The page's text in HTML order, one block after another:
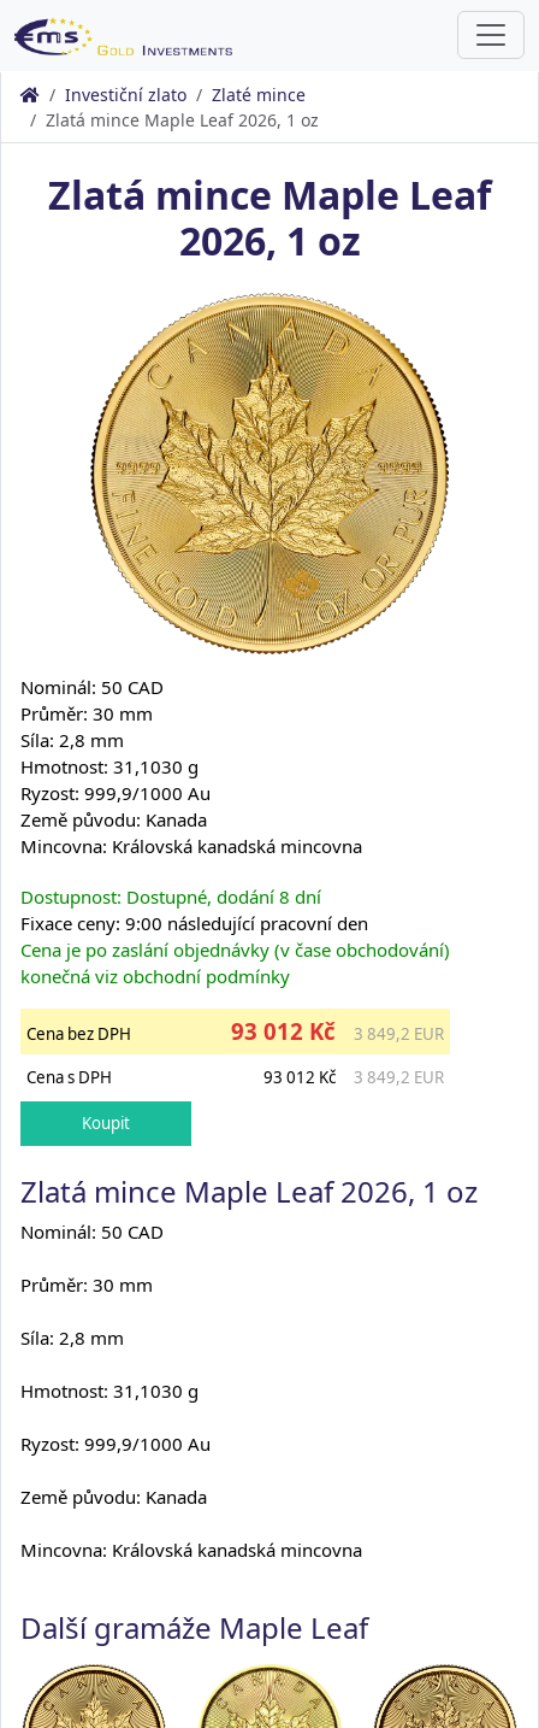
Investiční zlato
Zlaté mince
Zlatá mince Maple Leaf 2026, 1 oz
Zlatá mince Maple Leaf
2026, 1 oz
Nominál: 50 CAD
Průměr: 30 mm
Síla: 2,8 mm
Hmotnost: 31,1030 g
Ryzost: 999,9/1000 Au
Země původu: Kanada
Mincovna: Královská kanadská mincovna
Dostupnost: Dostupné, dodání 8 dní
Fixace ceny: 9:00 následující pracovní den
Cena je po zaslání objednávky (v čase obchodování)
konečná viz obchodní podmínky
Cena bez DPH 93 012 Kč
3 849,2 EUR
Cena s DPH
93 012 Kč 3 849,2 EUR
Zlatá mince Maple Leaf 2026, 1 oz
Nominál: 50 CAD
Průměr: 30 mm
Síla: 2,8 mm
Hmotnost: 31,1030 g
Ryzost: 999,9/1000 Au
Země původu: Kanada
Mincovna: Královská kanadská mincovna
Další gramáže Maple Leaf